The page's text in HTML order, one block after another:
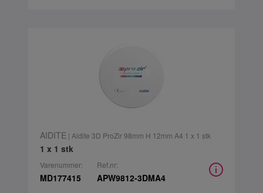
AIDITE | Aidite 3D ProZir 98mm H 12mm A4 1 x 1 stk
1 x 1 stk
Varenummer:
MD177415
Ref.nr:
APW9812-3DMA4